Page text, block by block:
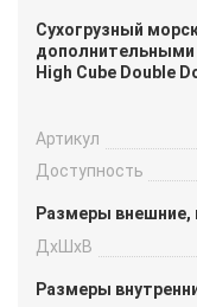
Сухогрузный
дополнительными
High Cube Double
Артикул
Доступность
Размеры
ДxШxВ
Размеры